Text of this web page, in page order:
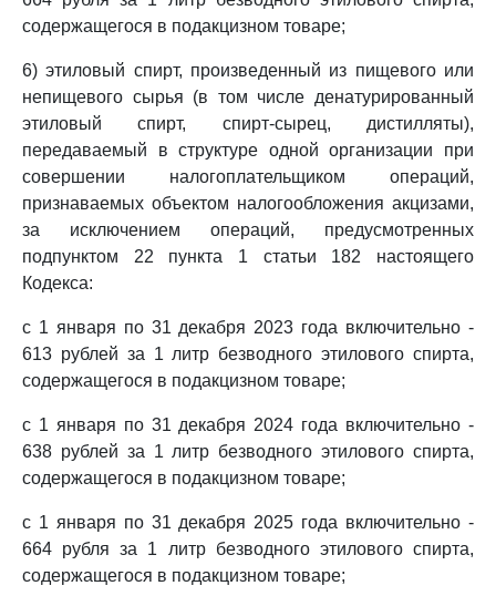
содержащегося в подакцизном товаре;
6) этиловый спирт, произведенный из пищевого или
непищевого сырья (в том числе денатурированный
этиловый спирт, спирт-сырец, дистилляты),
передаваемый в структуре одной организации при
совершении налогоплательщиком операций,
признаваемых объектом налогообложения акцизами,
за исключением операций, предусмотренных
подпунктом 22 пункта 1 статьи 182 настоящего
Кодекса:
с 1 января по 31 декабря 2023 года включительно -
613 рублей за 1 литр безводного этилового спирта,
содержащегося в подакцизном товаре;
с 1 января по 31 декабря 2024 года включительно -
638 рублей за 1 литр безводного этилового спирта,
содержащегося в подакцизном товаре;
с 1 января по 31 декабря 2025 года включительно -
664 рубля за 1 литр безводного этилового спирта,
содержащегося в подакцизном товаре;